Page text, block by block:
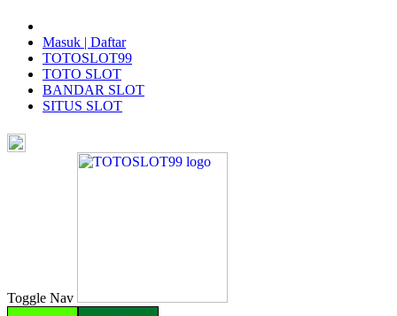
Masuk | Daftar
TOTOSLOT99
TOTO SLOT
BANDAR SLOT
SITUS SLOT
Toggle Nav